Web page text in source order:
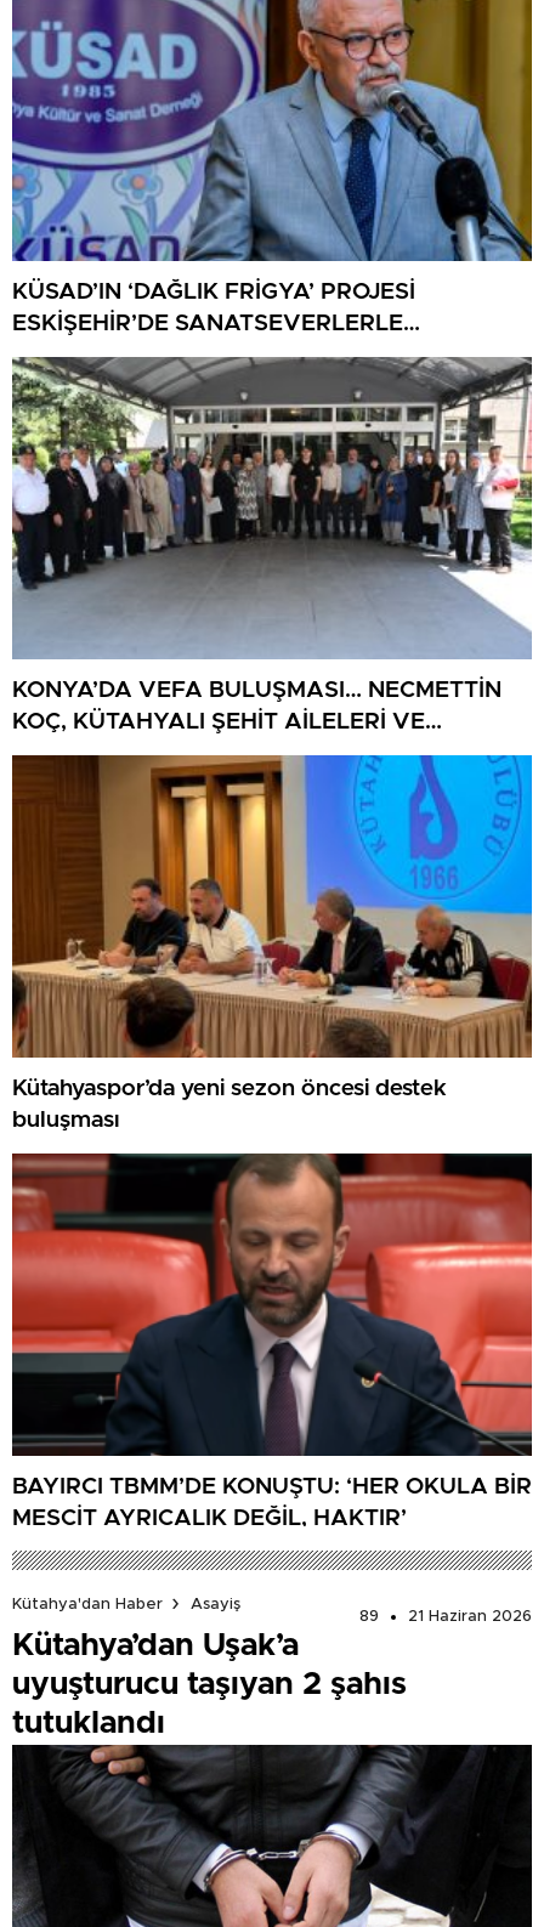
KÜSAD’IN ‘DAĞLIK FRİGYA’ PROJESİ
ESKİŞEHİR’DE SANATSEVERLERLE
BULUŞUYOR
KONYA’DA VEFA BULUŞMASI… NECMETTİN
KOÇ, KÜTAHYALI ŞEHİT AİLELERİ VE
GAZİLERİ AĞIRLADI
Kütahyaspor’da yeni sezon öncesi destek
buluşması
BAYIRCI TBMM’DE KONUŞTU: ‘HER OKULA BİR
MESCİT AYRICALIK DEĞİL, HAKTIR’
Kütahya'dan Haber
Asayiş
89
21 Haziran 2026
Kütahya’dan Uşak’a
uyuşturucu taşıyan 2 şahıs
tutuklandı